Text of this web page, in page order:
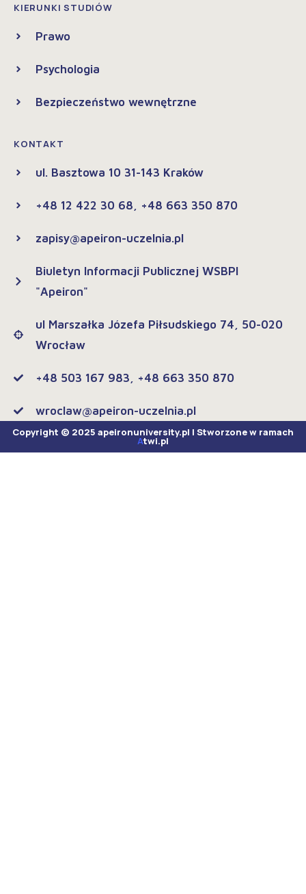
KIERUNKI STUDIÓW
Prawo
Psychologia
Bezpieczeństwo wewnętrzne
KONTAKT
ul. Basztowa 10 31-143 Kraków
+48 12 422 30 68, +48 663 350 870
zapisy@apeiron-uczelnia.pl
Biuletyn Informacji Publicznej WSBPI
"Apeiron"
ul Marszałka Józefa Piłsudskiego 74, 50-020
Wrocław
+48 503 167 983, +48 663 350 870
wroclaw@apeiron-uczelnia.pl
Copyright © 2025 apeironuniversity.pl | Stworzone w ramach
Atwi.pl